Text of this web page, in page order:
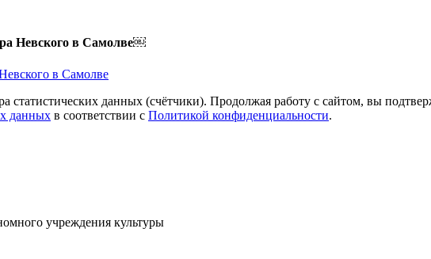
Невского в Самолве￼
в Самолве
данных (счётчики). Продолжая работу с сайтом, вы
данных в соответствии с Политикой конфиденциальности.
учреждения культуры